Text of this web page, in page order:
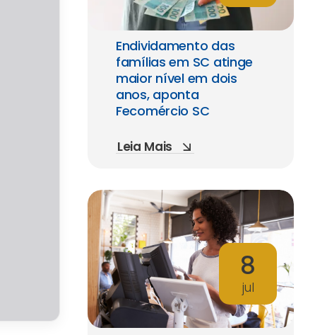
Endividamento das
famílias em SC atinge
maior nível em dois
anos, aponta
Fecomércio SC
Leia Mais
8
jul